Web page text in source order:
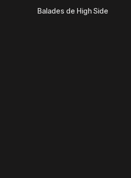
Balades de High Side